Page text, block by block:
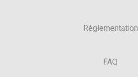
Réglementation
FAQ